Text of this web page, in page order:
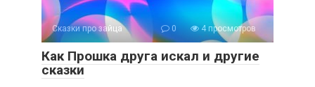
Сказки про зайца 0 4 просмотров
Как Прошка друга искал и другие
сказки